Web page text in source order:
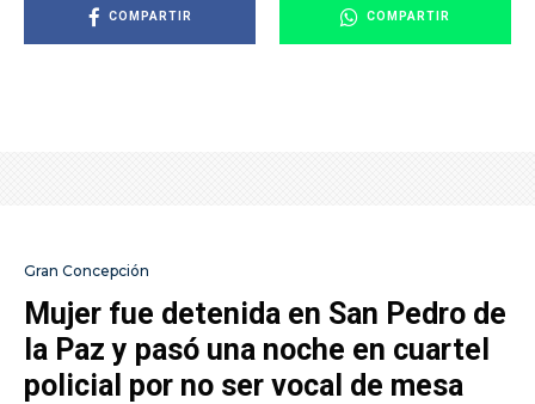
COMPARTIR COMPARTIR
Gran Concepción
Mujer fue detenida en San Pedro de
la Paz y pasó una noche en cuartel
policial por no ser vocal de mesa